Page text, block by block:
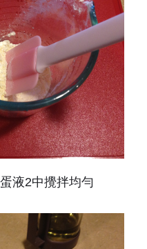
液2中攪拌均勻